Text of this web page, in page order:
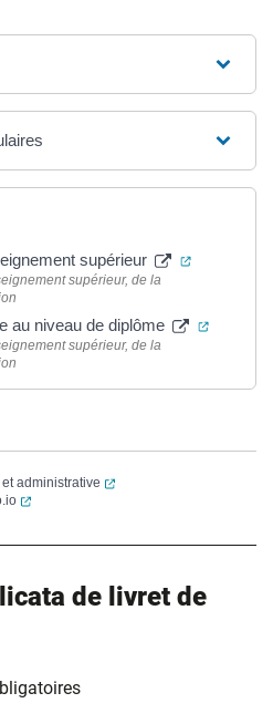
supérieur (ouverture
supérieur, de la
au niveau de diplôme
supérieur, de la
administrative
(ouverture dans un
(ouverture dans un nouvel onglet)
de livret de